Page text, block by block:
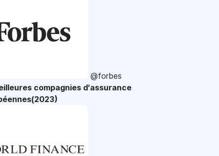
@forbes
compagnies d'assurance